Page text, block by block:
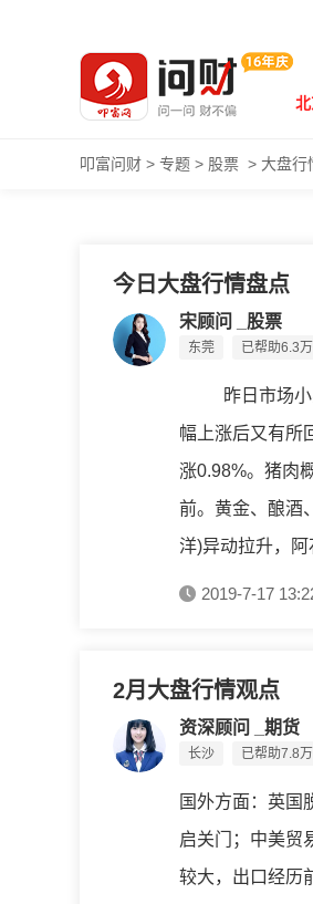
叩富问财 > 专题 > 股票 > 大盘行
今日大盘行情盘点
宋顾问 _股票
东莞 已帮助6.3
昨日市场小星
幅上涨后又有所
涨0.98%。猪肉
前。黄金、酿酒
洋)异动拉升，
2019-7-17
2月大盘行情观点
资深顾问 _期货
长沙 已帮助7.8
国外方面：英国
启关门；中美贸
较大，出口经历